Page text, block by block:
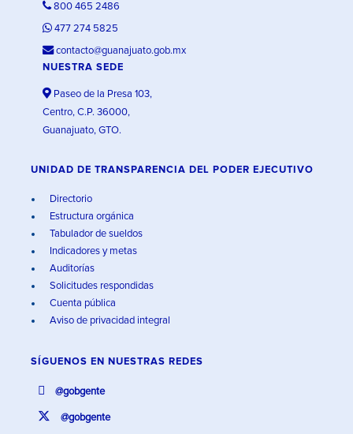
800 465 2486
477 274 5825
contacto@guanajuato.gob.mx
NUESTRA SEDE
Paseo de la Presa 103,
Centro, C.P. 36000,
Guanajuato, GTO.
UNIDAD DE TRANSPARENCIA DEL PODER EJECUTIVO
Directorio
Estructura orgánica
Tabulador de sueldos
Indicadores y metas
Auditorías
Solicitudes respondidas
Cuenta pública
Aviso de privacidad integral
SÍGUENOS EN NUESTRAS REDES
@gobgente
@gobgente